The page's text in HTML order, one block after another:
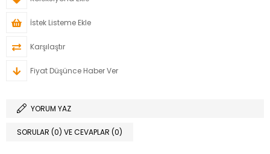
İstek Listeme Ekle
Karşılaştır
Fiyat Düşünce Haber Ver
YORUM YAZ
SORULAR (0) VE CEVAPLAR (0)